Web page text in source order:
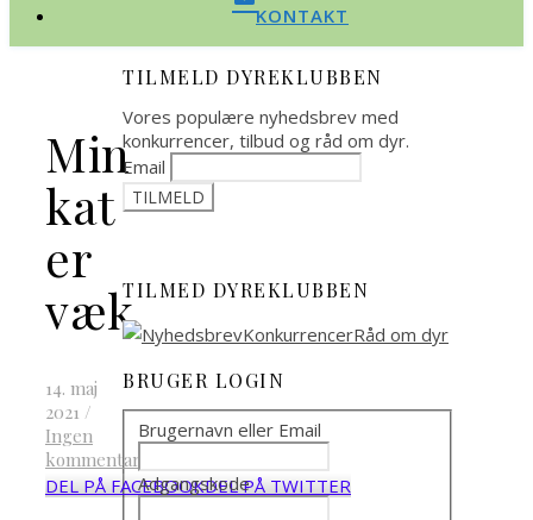
KONTAKT
Min
kat
er
væk
14. maj
2021 /
Ingen
kommentarer
DEL PÅ FACEBOOKDEL PÅ TWITTER
TILMELD DYREKLUBBEN
Vores populære nyhedsbrev med
konkurrencer, tilbud og råd om dyr.
Email
TILMED DYREKLUBBEN
BRUGER LOGIN
Brugernavn eller Email
Adgangskode